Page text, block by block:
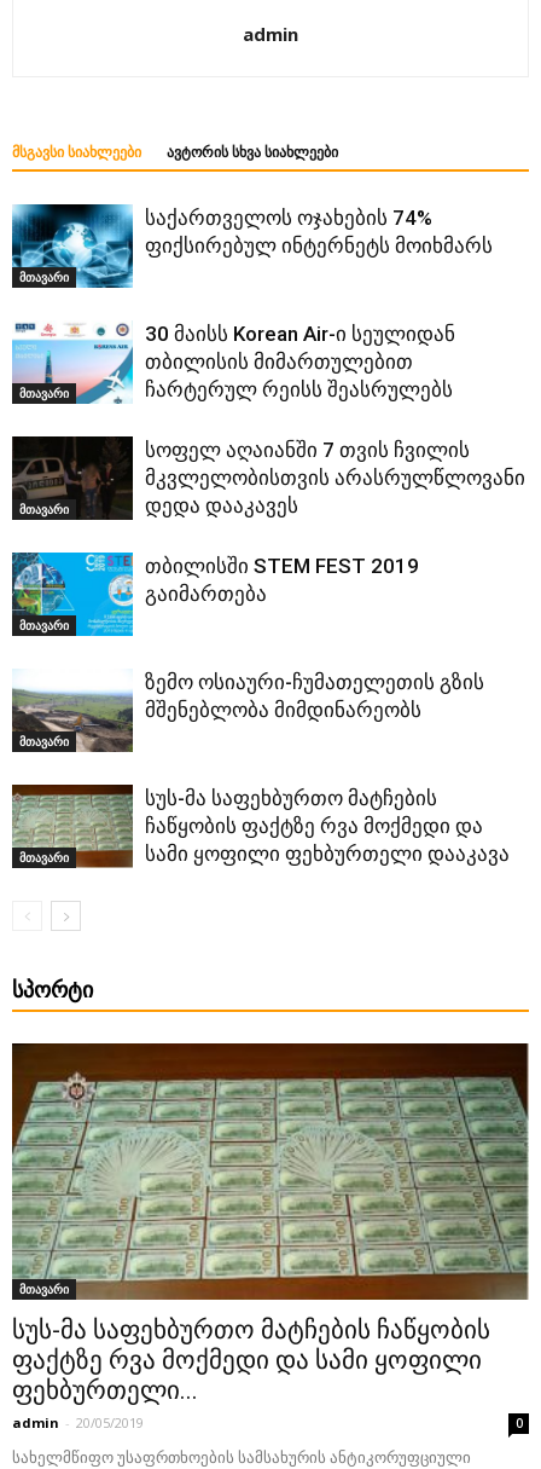
admin
ᲛᲡᲒᲐᲕᲡᲘ ᲡᲘᲐᲮᲚᲔᲔᲑᲘ ᲐᲕᲢᲝᲠᲘᲡ ᲡᲮᲕᲐ ᲡᲘᲐᲮᲚᲔᲔᲑᲘ
მთავარი
საქართველოს ოჯახების 74%
ფიქსირებულ ინტერნეტს მოიხმარს
მთავარი
30 მაისს Korean Air-ი სეულიდან
თბილისის მიმართულებით
ჩარტერულ რეისს შეასრულებს
მთავარი
სოფელ აღაიანში 7 თვის ჩვილის
მკვლელობისთვის არასრულწლოვანი
დედა დააკავეს
მთავარი
თბილისში STEM FEST 2019
გაიმართება
მთავარი
ზემო ოსიაური-ჩუმათელეთის გზის
მშენებლობა მიმდინარეობს
მთავარი
სუს-მა საფეხბურთო მატჩების
ჩაწყობის ფაქტზე რვა მოქმედი და
სამი ყოფილი ფეხბურთელი დააკავა
ᲡᲞᲝᲠᲢᲘ
მთავარი
სუს-მა საფეხბურთო მატჩების ჩაწყობის
ფაქტზე რვა მოქმედი და სამი ყოფილი
ფეხბურთელი...
admin - 20/05/2019 0
სახელმწიფო უსაფრთხოების სამსახურის ანტიკორუფციული